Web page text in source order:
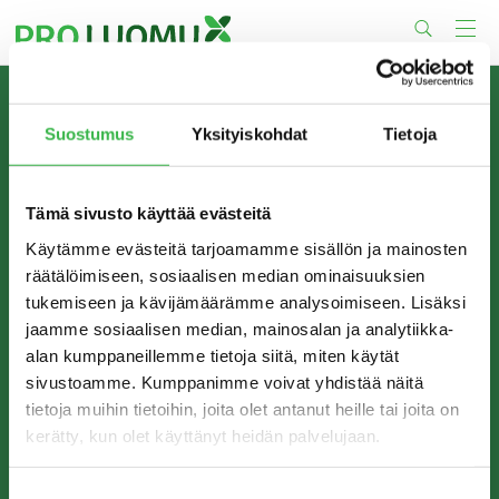
Suostumus Yksityiskohdat Tietoja
Tämä sivusto käyttää evästeitä
Käytämme evästeitä tarjoamamme sisällön ja mainosten
räätälöimiseen, sosiaalisen median ominaisuuksien
tukemiseen ja kävijämäärämme analysoimiseen. Lisäksi
jaamme sosiaalisen median, mainosalan ja analytiikka-
alan kumppaneillemme tietoja siitä, miten käytät
sivustoamme. Kumppanimme voivat yhdistää näitä
tietoja muihin tietoihin, joita olet antanut heille tai joita on
kerätty, kun olet käyttänyt heidän palvelujaan.
to
content
TIETOA MEISTÄ
Pro Luomu on luomualan yhteistyöorganisaatio, joka